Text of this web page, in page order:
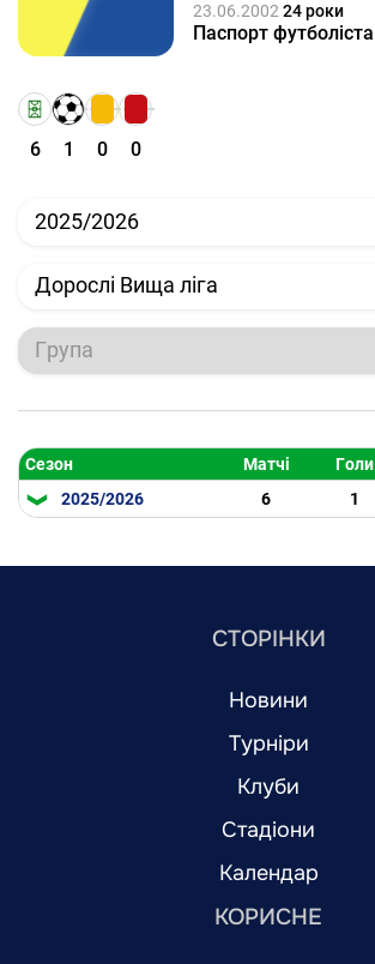
23.06.2002 24 роки
Паспорт футболіста
6 1 0 0
2025/2026
Дорослі Вища ліга
Група
Сезон Матчі Голи
2025/2026
6 1
СТОРІНКИ
Новини
Турніри
Клуби
Стадіони
Календар
КОРИСНЕ